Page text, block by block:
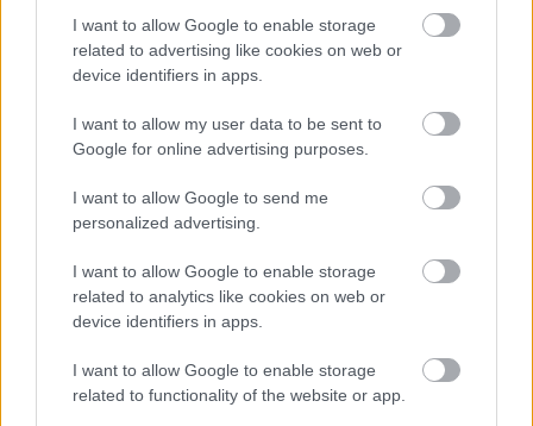
I want to allow Google to enable storage
related to advertising like cookies on web or
device identifiers in apps.
I want to allow my user data to be sent to
Google for online advertising purposes.
I want to allow Google to send me
personalized advertising.
I want to allow Google to enable storage
related to analytics like cookies on web or
device identifiers in apps.
I want to allow Google to enable storage
related to functionality of the website or app.
a rendező.
Tibor, Ónodi Eszter időskori szerepében a legendás
lengyel színésznő,Danuta Szaflarska
kerettörténetet. Ebben az idősíkban a lányát Básti
Juli alakítja, aki egy másik korszakban saját
nagymamájaként is megjelenik a filmben. "Játszunk
az idővel, a generációk közti belső hasonlatosságok,
különös ismétlődések mindannyiunk családi
örökségébe beletartoznak". A további szerepekben
többek között Lengyel Ferenc, Csomós Mari,
Cserna Antal, Kerekes Viktória, Szervét Tibor és
tűnik fel.